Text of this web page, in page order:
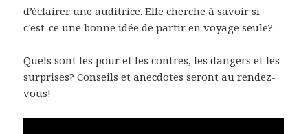
d’éclairer une auditrice. Elle cherche à savoir si
c’est-ce une bonne idée de partir en voyage seule?
Quels sont les pour et les contres, les dangers et les
surprises? Conseils et anecdotes seront au rendez-
vous!